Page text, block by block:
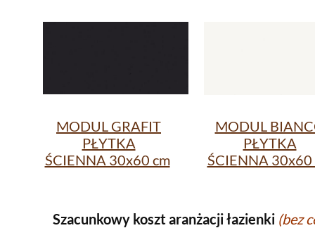
MODUL GRAFIT
PŁYTKA
ŚCIENNA 30x60 cm
MODUL
PŁYTKA
ŚCIENNA 30x60
Szacunkowy koszt aranżacji łazienki (bez